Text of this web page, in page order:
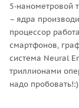
5‑нанометровой
– ядра
процессор
смартфонов,
система Neural
триллионами
надо пробовать!:)